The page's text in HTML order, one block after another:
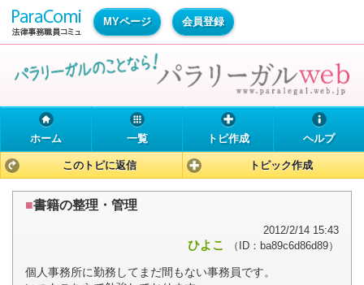
MYページ 会員登録
ホーム 一覧 トピ作成 ヘルプ
このトピに返信 トピック作成
■書籍の整理・管理
2012/2/14 15:43
ひよこ （ID：ba89c6d86d89）
個人事務所に勤務してまだ間もない事務員です。